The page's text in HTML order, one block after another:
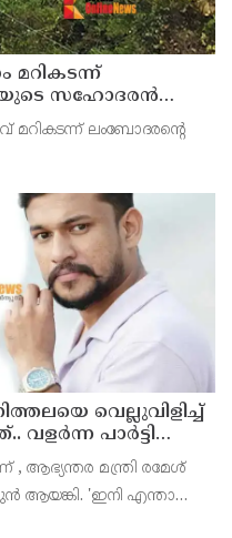
മറികടന്ന്
സഹോദരന്‍
അധികൃതര്‍
ലംബോദരന്റെ
വെല്ലുവിളിച്ച്
പാർട്ടി
, ആഭ്യന്തര മന്ത്രി രമേശ്
ആയങ്കി. 'ഇനി എന്താ